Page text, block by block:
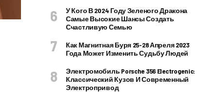
У Кого В 2024 Году Зеленого Дракона
Самые Высокие Шансы Создать
Счастливую Семью
Как Магнитная Буря 25-28 Апреля 2023
Года Может Изменить Судьбу Людей
Электромобиль Porsche 356 Electrogenic:
Классический Кузов И Современный
Электропривод